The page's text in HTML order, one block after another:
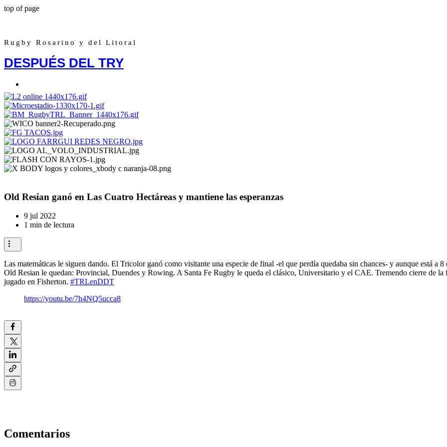
top of page
Rugby Rosarino y del Litoral
DESPUÉS DEL TRY
Old Resian ganó en Las Cuatro Hectáreas y mantiene las esperanzas
9 jul 2022
1 min de lectura
Las matemáticas le siguen dando. El Tricolor ganó como visitante una especie de final -el que perdía quedaba sin chances- y aunque está a
Old Resian le quedan: Provincial, Duendes y Rowing. A Santa Fe Rugby le queda el clásico, Universitario y el CAE. Tremendo cierre de
jugado en Fisherton. #TRLenDDT
https://youtu.be/7h4NQ5ucca8
Comentarios